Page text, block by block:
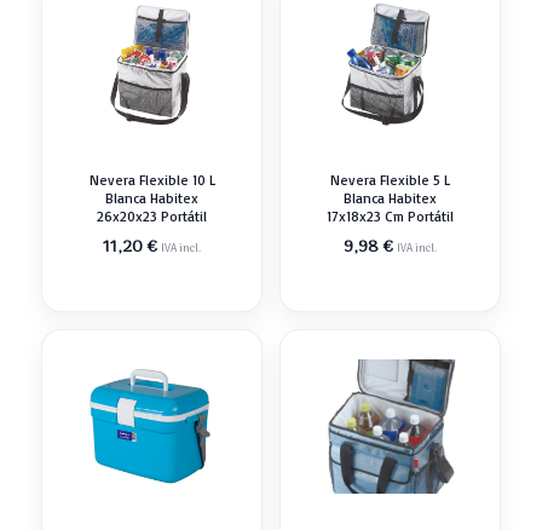
Nevera Flexible 10 L
Blanca Habitex
26x20x23 Portátil
11,20€ IVA incl.
Nevera Flexible 5 L
Blanca Habitex
17x18x23 Cm Portátil
9,98€ IVA incl.